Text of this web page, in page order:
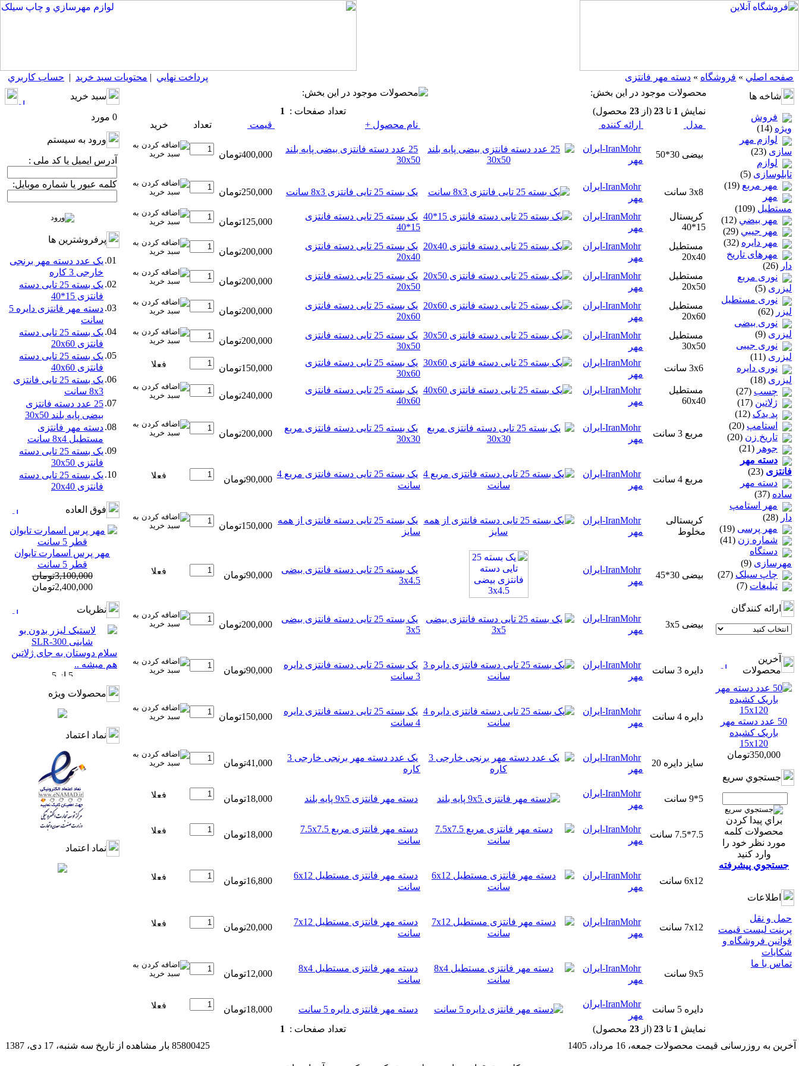
صفحه اصلي » فروشگاه » دسته مهر فانتزی پرداخت نهايي | محتويات سبد خريد | حساب كاربري
شاخه ها
فروش
ویژه (14)
لوازم مهر
سازی (23)
لوازم
تابلوسازی (5)
مهر مربع (19)
مهر
مستطيل (109)
مهر بيضي (12)
مهر جيبي (29)
مهر دايره (32)
مهرهای تاریخ
دار (26)
نوری مربع
لیزری (5)
نوری مستطیل
لیزر (62)
نوری بیضی
لیزری (9)
نوری جیبی
لیزری (11)
نوری دایره
لیزری (18)
چسب (27)
ژلاتين (17)
پد یدک (12)
استامپ (20)
تاريخ زن (20)
جوهر (21)
دسته مهر
فانتزی (23)
دسته مهر
ساده (37)
مهر استامپ
دار (28)
مهر پرسی (19)
شماره زن (41)
دستگاه
مهرسازی (9)
چاپ سيلک (27)
تبلیغات (7)
ارائه كنندگان
آخرين
محصولات
50 عدد دسته مهر
باریک کشیده
15x120
350,000تومان
جستجوي سريع
براي پيدا كردن
محصولات كلمه
مورد نظر خود را
وارد كنيد
جستجوي پيشرفته
اطلاعات
حمل و نقل
پرینت لیست قیمت
قوانين فروشگاه و
شکایات
تماس با ما
محصولات موجود در اين بخش:
نمايش 1 تا 23 (از 23 محصول) تعداد صفحات :
1
مدل
ارائه كننده نام محصول + قيمت تعداد خريد
بیضی 30*50
IranMohr-ایران
مهر
25 عدد دسته فانتزی بیضی پایه بلند
30x50
IranMohr-ایران
مهر
یک بسته 25 تایی فانتزی 8x3 سانت
کریستال
15*40
IranMohr-ایران
مهر
یک بسته 25 تایی دسته فانتزی
15*40
مستطیل
20x40
IranMohr-ایران
مهر
یک بسته 25 تایی دسته فانتزی
20x40
مستطیل
20x50
IranMohr-ایران
مهر
یک بسته 25 تایی دسته فانتزی
20x50
مستطیل
20x60
IranMohr-ایران
مهر
یک بسته 25 تایی دسته فانتزی
20x60
مستطیل
30x50
IranMohr-ایران
مهر
یک بسته 25 تایی دسته فانتزی
30x50
IranMohr-ایران
مهر
یک بسته 25 تایی دسته فانتزی
30x60
مستطیل
60x40
IranMohr-ایران
مهر
یک بسته 25 تایی دسته فانتزی
40x60
مربع 3 سانت
IranMohr-ایران
مهر
یک بسته 25 تایی دسته فانتزی مربع
30x30
مربع 4 سانت
IranMohr-ایران
مهر
یک بسته 25 تایی دسته فانتزی مربع 4
سانت
کریستالی
مخلوط
IranMohr-ایران
مهر
یک بسته 25 تایی دسته فانتزی از همه
سایز
بیضی 30*45
IranMohr-ایران
مهر
یک بسته 25 تایی دسته فانتزی بیضی
3x4.5
بیضی 3x5
IranMohr-ایران
مهر
یک بسته 25 تایی دسته فانتزی بیضی
3x5
دایره 3 سانت
IranMohr-ایران
مهر
یک بسته 25 تایی دسته فانتزی دایره
3 سانت
دایره 4 سانت
IranMohr-ایران
مهر
یک بسته 25 تایی دسته فانتزی دایره
4 سانت
سایز دایره 20
IranMohr-ایران
مهر
یک عدد دسته مهر برنجی خارجی 3
کاره
IranMohr-ایران
مهر
دسته مهر فانتزی 9x5 پایه بلند
IranMohr-ایران
مهر
دسته مهر فانتزی مربع 7.5x7.5
سانت
IranMohr-ایران
مهر
دسته مهر فانتزی مستطیل 6x12
سانت
IranMohr-ایران
مهر
دسته مهر فانتزی مستطیل 7x12
سانت
IranMohr-ایران
مهر
دسته مهر فانتزی مستطیل 8x4
سانت
دایره 5 سانت
IranMohr-ایران
مهر
دسته مهر فانتزی دایره 5 سانت
نمايش 1 تا 23 (از 23 محصول) تعداد صفحات : 1
سبد خريد
0 مورد
ورود به سيستم
آدرس ایمیل یا کد ملی :
کلمه عبور یا شماره موبایل:
پرفروشترين ها
01. یک عدد دسته مهر برنجی
خارجی 3 کاره
02.
یک بسته 25 تایی دسته
فانتزی 15*40
03.
دسته مهر فانتزی دایره 5
سانت
04.
یک بسته 25 تایی دسته
فانتزی 20x60
05.
یک بسته 25 تایی دسته
فانتزی 40x60
06.
یک بسته 25 تایی فانتزی
8x3 سانت
07.
25 عدد دسته فانتزی
بیضی پایه بلند 30x50
08. دسته مهر فانتزی
مستطیل 8x4 سانت
09.
یک بسته 25 تایی دسته
فانتزی 30x50
10.
یک بسته 25 تایی دسته
فانتزی 20x40
فوق العاده
مهر پرس اسمارت تایوان
قطر 5 سانت
3,100,000تومان
2,400,000تومان
نظريات
سلام دوستان به جای ژلاتین
هم میشه ..
محصولات ویژه
نماد اعتماد
نماد اعتماد
آخرین به روزرسانی قیمت محصولات جمعه، 16 مرداد، 1405